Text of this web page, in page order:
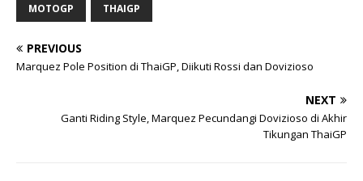
MOTOGP THAIGP
PREVIOUS
Marquez Pole Position di ThaiGP, Diikuti Rossi dan Dovizioso
NEXT
Ganti Riding Style, Marquez Pecundangi Dovizioso di Akhir
Tikungan ThaiGP